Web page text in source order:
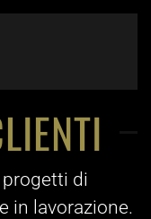
di
in lavorazione.